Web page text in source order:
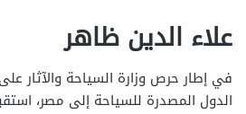
علاء الدين ظاهر
في إطار حرص وزارة السياحة والآثار
الدول المصدرة للسياحة إلى مصر،